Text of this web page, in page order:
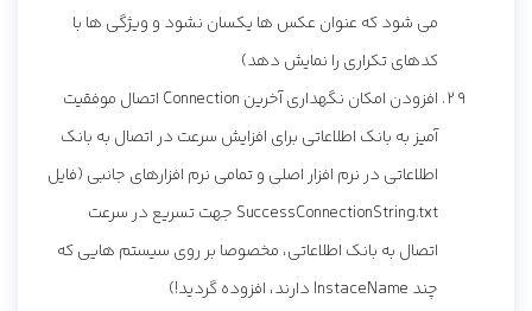
می شود که عنوان عکس ها یکسان نشود و ویژگی ها با
کدهای تکراری را نمایش دهد)
افزودن امکان نگهداری آخرین Connection اتصال موفقیت
آمیز به بانک اطلاعاتی برای افزایش سرعت در اتصال به بانک
اطلاعاتی در نرم افزار اصلی و تمامی نرم افزارهای جانبی (فایل
SuccessConnectionString.txt جهت تسریع در سرعت
اتصال به بانک اطلاعاتی، مخصوصا بر روی سیستم هایی که
چند InstaceName دارند، افزوده گردید!)